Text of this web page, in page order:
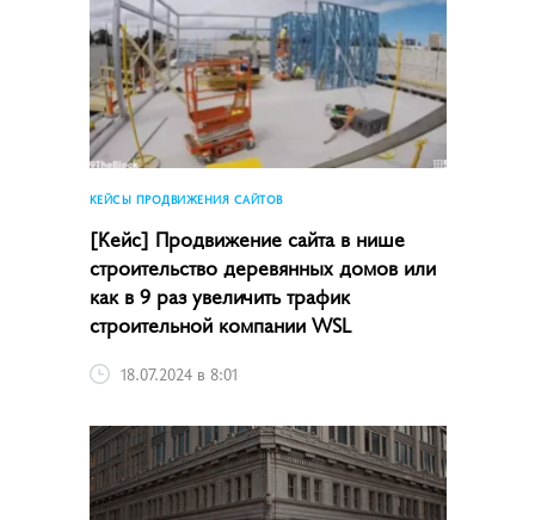
КЕЙСЫ ПРОДВИЖЕНИЯ САЙТОВ
[Кейс] Продвижение сайта в нише
строительство деревянных домов или
как в 9 раз увеличить трафик
строительной компании WSL
18.07.2024 в 8:01